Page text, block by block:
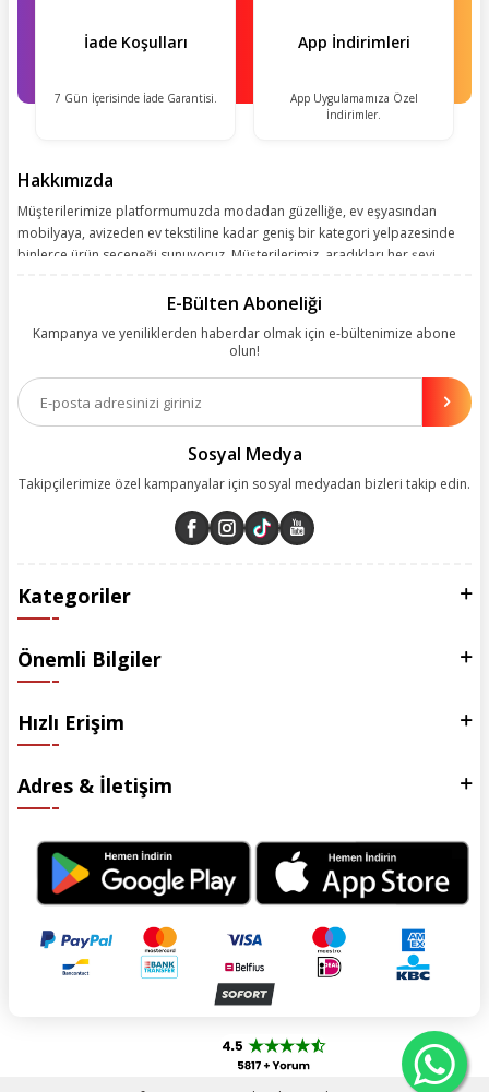
İade Koşulları
7 Gün İçerisinde İade Garantisi.
App İndirimleri
App Uygulamamıza Özel
İndirimler.
Hakkımızda
Müşterilerimize platformumuzda modadan güzelliğe, ev eşyasından
mobilyaya, avizeden ev tekstiline kadar geniş bir kategori yelpazesinde
binlerce ürün seçeneği sunuyoruz. Müşterilerimiz, aradıkları her şeyi
kolay, kusursuz ve keyifli bir alışveriş yolculuğu sunarken deneyiminize
olanakları sunuyoruz. Çalışmalarımızı müşterilerimizin memnuniyetini
esas alarak yürütüyoruz.
E-Bülten Aboneliği
Kampanya ve yeniliklerden haberdar olmak için e-bültenimize abone
olun!
Sosyal Medya
Takipçilerimize özel kampanyalar için sosyal medyadan bizleri takip edin.
Kategoriler
Önemli Bilgiler
Hızlı Erişim
Adres & İletişim